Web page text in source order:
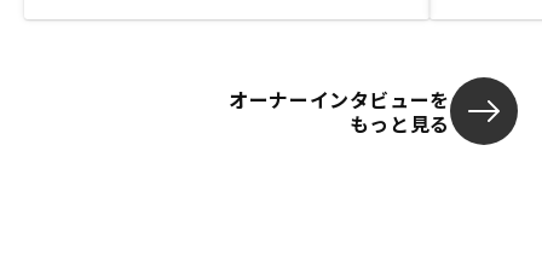
オーナーインタビューを
もっと見る